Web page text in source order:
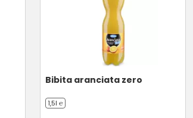
Bibita aranciata zero
1,5l ℮